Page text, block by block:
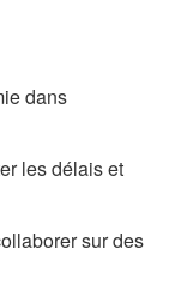
dans
les délais et
sur des